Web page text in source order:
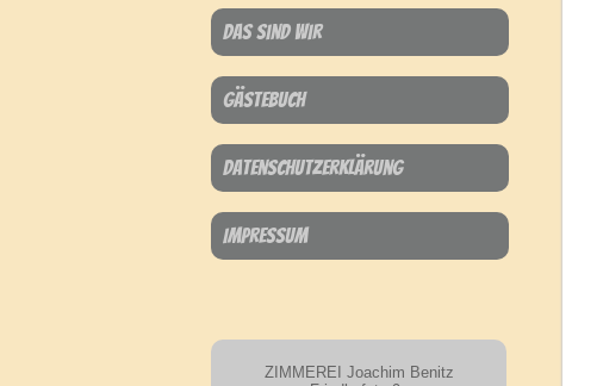
Das sind wir
Gästebuch
Datenschutzerklärung
Impressum
ZIMMEREI Joachim Benitz